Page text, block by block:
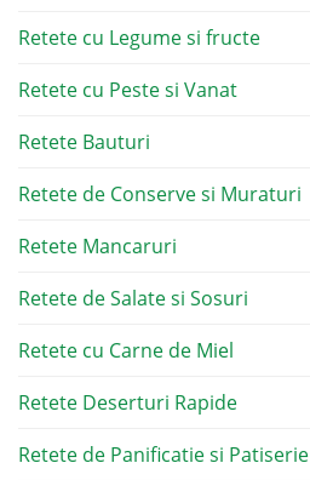
Retete cu Legume si fructe
Retete cu Peste si Vanat
Retete Bauturi
Retete de Conserve si Muraturi
Retete Mancaruri
Retete de Salate si Sosuri
Retete cu Carne de Miel
Retete Deserturi Rapide
Retete de Panificatie si Patiserie